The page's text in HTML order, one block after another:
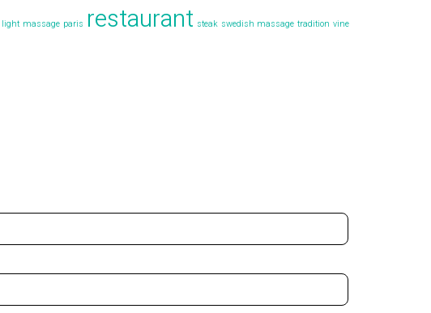
light massage paris restaurant steak swedish massage tradition vine